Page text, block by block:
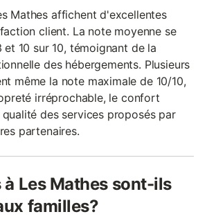
Mathes affichent d'excellentes
client. La note moyenne se
et 10 sur 10, témoignant de la
des hébergements. Plusieurs
même la note maximale de 10/10,
irréprochable, le confort
des services proposés par
partenaires.
à Les Mathes sont-ils
familles?